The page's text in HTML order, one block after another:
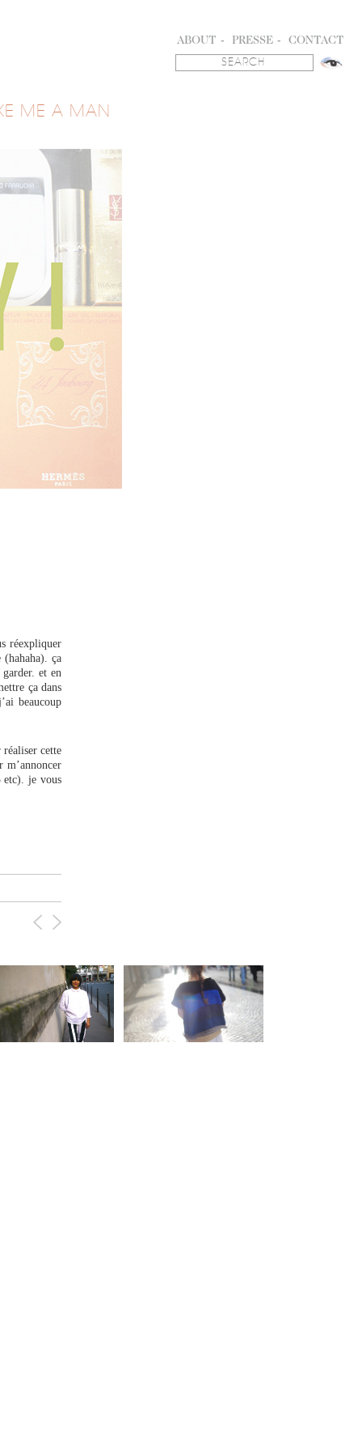
ME A MAN
ABOUT PRESSE CONTACT
réexpliquer
ça
et en
ça dans
beaucoup
cette
etc). je vous